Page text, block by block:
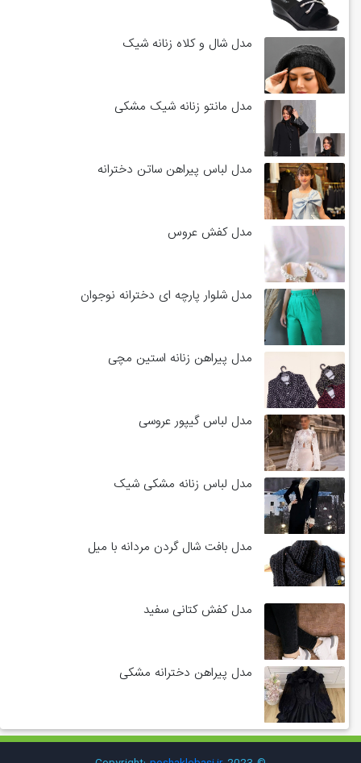
مدل شال و کلاه زنانه شیک
مدل مانتو زنانه شیک مشکی
مدل لباس پیراهن ساتن دخترانه
مدل کفش عروس
مدل شلوار پارچه ای دخترانه نوجوان
مدل پیراهن زنانه استین مچی
مدل لباس گیپور عروسی
مدل لباس زنانه مشکی شیک
مدل بافت شال گردن مردانه با میل
مدل کفش کتانی سفید
مدل پیراهن دخترانه مشکی